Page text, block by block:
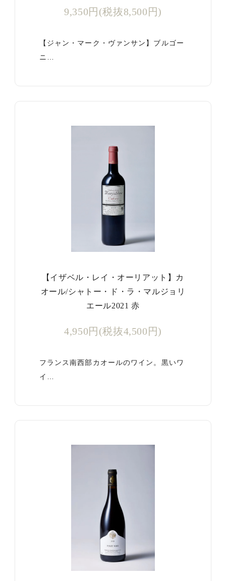
9,350円(税抜8,500円)
【ジャン・マーク・ヴァンサン】ブルゴー
ニ…
【イザベル・レイ・オーリアット】カ
オール/シャトー・ド・ラ・マルジョリ
エール2021 赤
4,950円(税抜4,500円)
フランス南西部カオールのワイン。黒いワ
イ…